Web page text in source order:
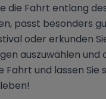
Fahrt entlang
passt besonders
oder erkunden
auszuwählen und
und lassen Sie